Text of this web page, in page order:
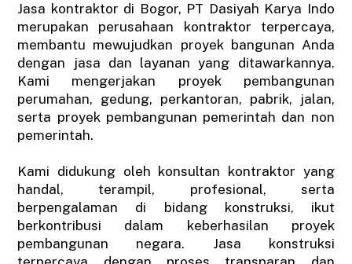
Jasa kontraktor di Bogor, PT Dasiyah Karya Indo
merupakan perusahaan kontraktor terpercaya,
membantu mewujudkan proyek bangunan Anda
dengan jasa dan layanan yang ditawarkannya.
Kami mengerjakan proyek pembangunan
perumahan, gedung, perkantoran, pabrik, jalan,
serta proyek pembangunan pemerintah dan non
pemerintah.
Kami didukung oleh konsultan kontraktor yang
handal, terampil, profesional, serta
berpengalaman di bidang konstruksi, ikut
berkontribusi dalam keberhasilan proyek
pembangunan negara. Jasa konstruksi